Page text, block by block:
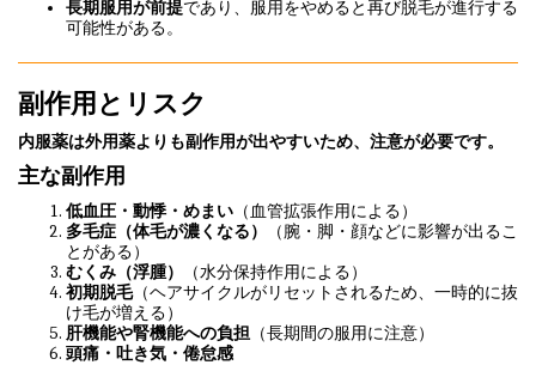
長期服用が前提であり、服用をやめると再び脱毛が進行する
可能性がある。
副作用とリスク
内服薬は外用薬よりも副作用が出やすいため、注意が必要です。
主な副作用
低血圧・動悸・めまい （血管拡張作用による）
多毛症（体毛が濃くなる）
（腕・脚・顔などに影響が出るこ
とがある）
むくみ（浮腫）
（水分保持作用による）
初期脱毛（ヘアサイクルがリセットされるため、一時的に抜
け毛が増える）
肝機能や腎機能への負担 （長期間の服用に注意）
頭痛・吐き気・倦怠感